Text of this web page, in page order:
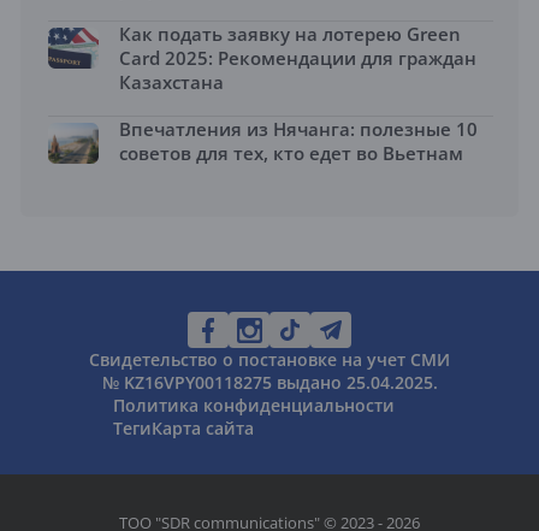
Как подать заявку на лотерею Green
Card 2025: Рекомендации для граждан
Казахстана
Впечатления из Нячанга: полезные 10
советов для тех, кто едет во Вьетнам
Свидетельство о постановке на учет СМИ
№ KZ16VPY00118275 выдано 25.04.2025.
Политика конфиденциальности
ТегиКарта сайта
ТОО "SDR communications" © 2023 - 2026